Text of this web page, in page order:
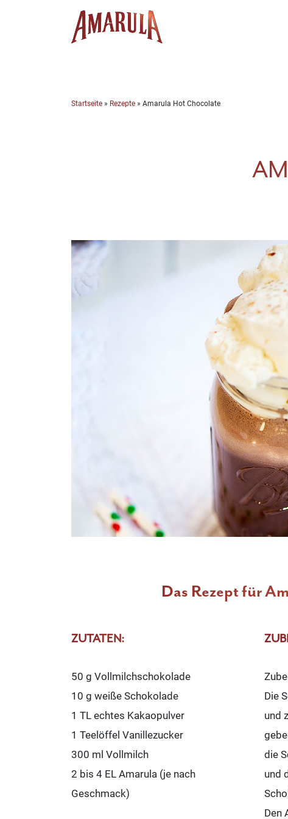
Startseite » Rezepte » Amarula Hot Chocolate
Das Rezept für
ZUTATEN:
50 g Vollmilchschokolade
10 g weiße Schokolade
1 TL echtes Kakaopulver
1 Teelöffel Vanillezucker
300 ml Vollmilch
2 bis 4 EL Amarula (je nach
Geschmack)
Die
und
die
und
Den